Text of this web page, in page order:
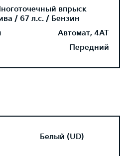
впрыск
/ 67 л.с. / Бензин
Автомат, 4AT
Передний
Белый (UD)